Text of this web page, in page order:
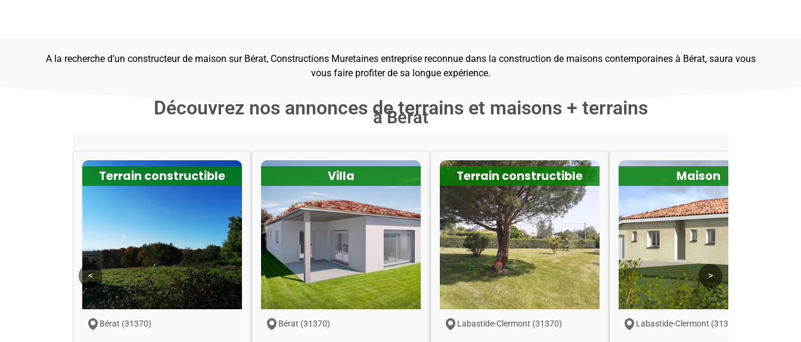
A la recherche d’un constructeur de maison sur Bérat, Constructions Muretaines entreprise reconnue dans la construction de maisons contemporaines à Bérat, saura vous
vous faire profiter de sa longue expérience.
Découvrez nos annonces de terrains et maisons + terrains
à Berat
<
Terrain constructible
Bérat (31370)
Villa
Bérat (31370)
Terrain constructible
Labastide-Clermont (31370)
Maison
Labastide-Clermont (31370)
>